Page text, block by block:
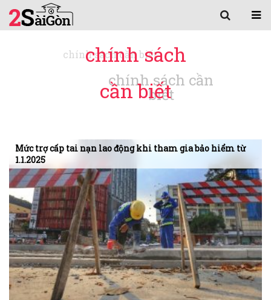
chính sách
cần biết
Mức trợ cấp tai nạn lao động khi tham gia bảo hiểm từ
1.1.2025